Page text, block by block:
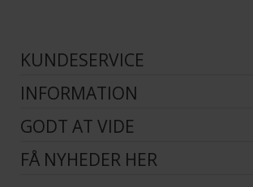
KUNDESERVICE
INFORMATION
GODT AT VIDE
FÅ NYHEDER HER